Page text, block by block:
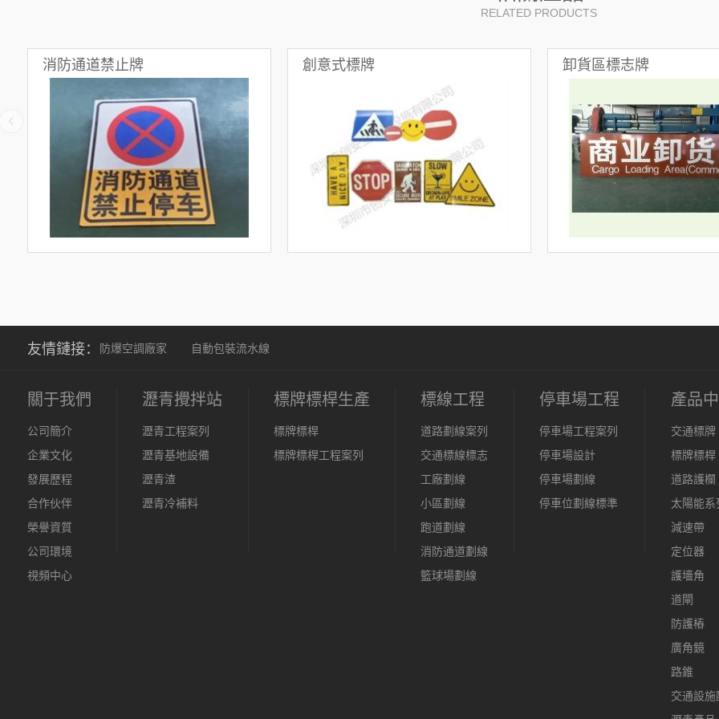
RELATED PRODUCTS
消防通道禁止牌 創意式標牌 卸貨區標志牌
友情鏈接： 防爆空調廠家 自動包裝流水線
關于我們
公司簡介
企業文化
發展歷程
合作伙伴
榮譽資質
公司環境
視頻中心
瀝青攪拌站
瀝青工程案列
瀝青基地設備
瀝青渣
瀝青冷補料
標牌標桿生產
標牌標桿
標牌標桿工程案列
標線工程
道路劃線案列
交通標線標志
工廠劃線
小區劃線
跑道劃線
消防通道劃線
籃球場劃線
停車場工程
停車場工程案列
停車場設計
停車場劃線
停車位劃線標準
產品
交通標牌
標牌標桿
道路護欄
太陽能
減速帶
定位器
護墻角
道閘
防護樁
廣角鏡
路錐
交通設施